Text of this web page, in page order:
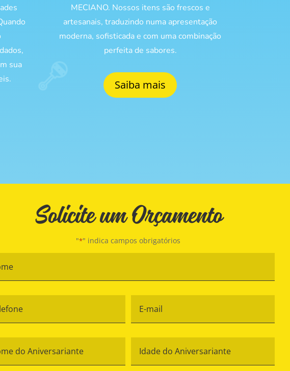
sua
MECIANO. Nossos itens são frescos e
artesanais, traduzindo numa apresentação
moderna, sofisticada e com uma combinação
perfeita de sabores.
Saiba mais
Solicite um Orçamento
"*" indica campos obrigatórios
Nome
Telefone
E-
Nome
do
Idade
do